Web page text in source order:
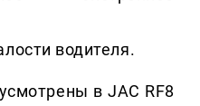
водителя.
в JAC RF8